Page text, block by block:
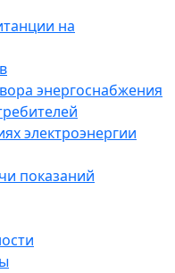
на
энергоснабжения
электроэнергии
показаний